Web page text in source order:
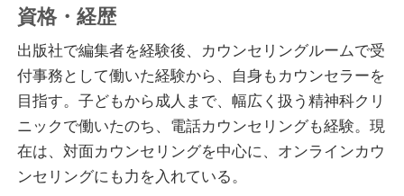
してもらいたいと考えます。
子育てをしていても、アンケートには常に、『誰か身
近に相談できる人はいますか？』と確認されるよう
に、社会で生きる私たちには他人に“相談する”という
ことで自分自身の精神的な健康を守っていけます。
人と悩みを共有できるということは、「一人じゃな
い」と再確認できることでもあります。「自分は一人
資格・経歴
出版社で編集者を経験後、カウンセリングルームで受
付事務として働いた経験から、自身もカウンセラーを
目指す。子どもから成人まで、幅広く扱う精神科クリ
ニックで働いたのち、電話カウンセリングも経験。現
在は、対面カウンセリングを中心に、オンラインカウ
ンセリングにも力を入れている。